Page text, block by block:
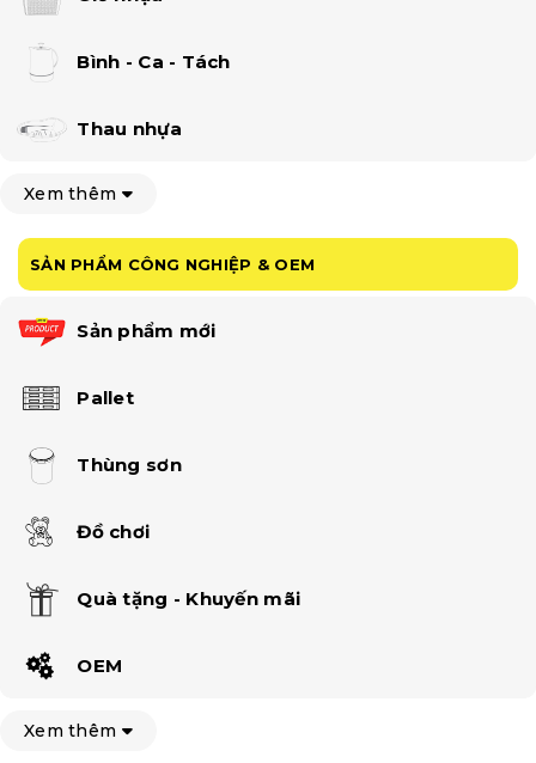
Bình - Ca - Tách
Thau nhựa
Xem thêm
SẢN PHẨM CÔNG NGHIỆP & OEM
Sản phẩm mới
Pallet
Thùng sơn
Đồ chơi
Quà tặng - Khuyến mãi
OEM
Xem thêm